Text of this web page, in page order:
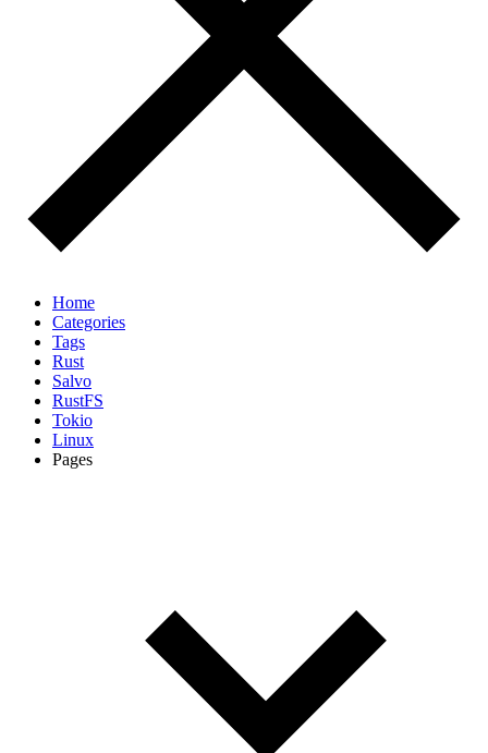
Home
Categories
Tags
Rust
Salvo
RustFS
Tokio
Linux
Pages